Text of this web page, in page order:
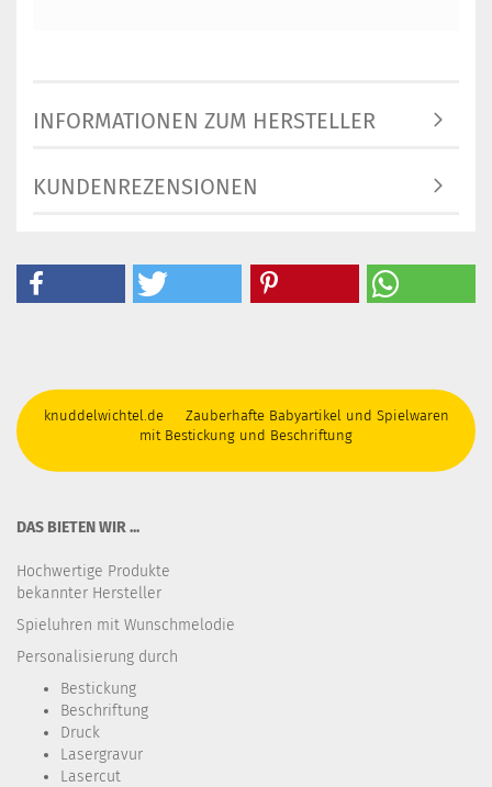
INFORMATIONEN ZUM HERSTELLER
KUNDENREZENSIONEN
knuddelwichtel.de Zauberhafte Babyartikel und Spielwaren
mit Bestickung und Beschriftung
DAS BIETEN WIR ...
Hochwertige Produkte
bekannter Hersteller
Spieluhren mit Wunschmelodie
Personalisierung durch
Bestickung​
Beschriftung
Druck
Lasergravur
Lasercut